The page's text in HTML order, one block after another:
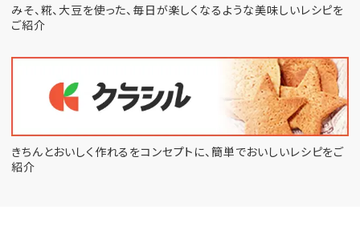
みそ、糀、大豆を使った、毎日が楽しくなるような美味しいレシピを
ご紹介
きちんとおいしく作れるをコンセプトに、簡単でおいしいレシピをご
紹介